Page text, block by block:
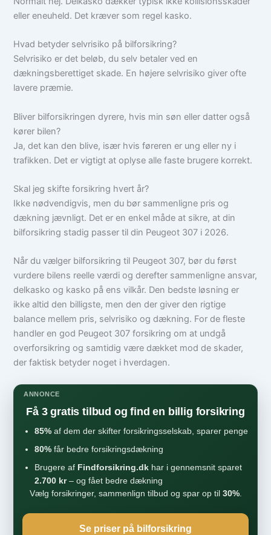
eller eneuheld. Det kræver som regel kasko.
Hvad betyder selvrisiko på bilforsikring?
Selvrisiko er det beløb, du selv betaler ved en
dækningsberettiget skade. En højere selvrisiko giver ofte
lavere præmie.
Bliver bilforsikringen dyrere, hvis min søn eller datter også
kører bilen?
Ja, det kan den blive, især hvis føreren er ung eller ny i
trafikken. Det er vigtigt at oplyse alle faste brugere korrekt.
Skal jeg skifte forsikring hvert år?
Ikke nødvendigvis, men du bør sammenligne pris og
dækning jævnligt. Det er en enkel måde at sikre, at din
bilforsikring stadig passer til din Peugeot 307 i 2026.
Når du vælger bilforsikring til Peugeot 307, bør du først
vurdere bilens reelle værdi og derefter sammenligne ansvar,
delkasko og kasko på ens vilkår. Den bedste løsning er
ikke altid den billigste, men den der giver den rigtige
balance mellem pris, selvrisiko og dækning. For de fleste
handler en god Peugeot 307 forsikring om at undgå
overforsikring og samtidig være dækket mod de skader,
der faktisk betyder noget i hverdagen.
ANNONCE
Få 3 gratis tilbud og find en billig forsikring
85% af dem der skifter forsikringsselskab, sparer penge
80% får bedre forsikringsdækning
Brugere af Findforsikring.dk har i gennemsnit sparet
2.700 kr– og fået bedre dækning
Vælg forsikringer, sammenlign tilbud og spar op til 30%.
Se priser på bilforsikring